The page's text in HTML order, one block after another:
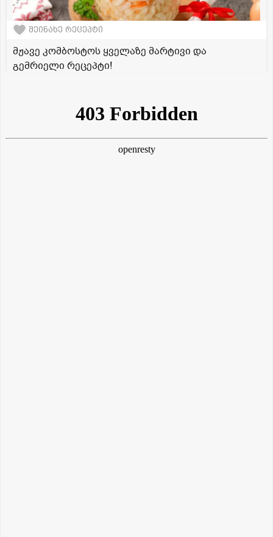
შეინახე რეცეპტი
მჟავე კომბოსტოს ყველაზე მარტივი და
გემრიელი რეცეპტი!